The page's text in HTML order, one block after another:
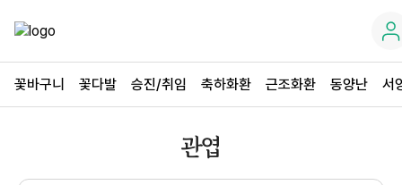
꽃바구니 꽃다발 승진/취임 축하화환 근조화환 동양난 서
관엽